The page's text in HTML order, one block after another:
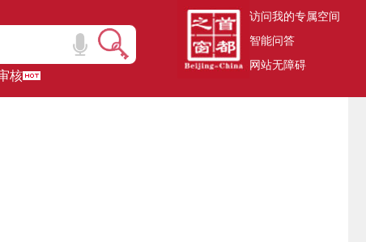
核
访问我的专属空间
智能问答
网站无障碍